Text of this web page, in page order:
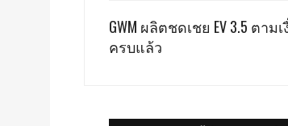
GWM ผลิตชดเชย EV 3.5 ตาม
ครบแล้ว